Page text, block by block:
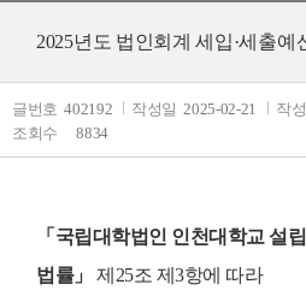
2025년도 법인회계 세입·세출예
글번호 402192 작성일 2025-02-21 작
조회수
8834
「국립대학법인 인천대학교 설
법률」
제25조 제3항에 따라